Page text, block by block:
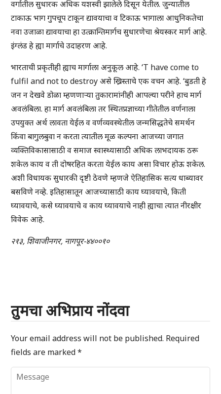
वर्गातील सुधारक अधिक यशस्वी झालेले दिसून येतील. जुन्यातील
टाकाऊ भाग गुपचूप टाकून द्यावयाचा व टिकाऊ भागाला आधुनिकतेचा
नवा उजाळा द्यावयाचा हा उत्क्रान्तिमार्गच सुधारणेचा श्रेयस्कर मार्ग आहे.
इंग्लंड हे ह्या मार्गाचे उदाहरण आहे.
भारताची प्रकृतीही ह्याच मार्गाला अनुकूल आहे. ‘T have come to
fulfil and not to destroy असे ख्रिस्ताचे एक वचन आहे. ‘बुडती हे
जन न देखवे डोळा म्हणणाऱ्या तुकारामांनीही आपल्या परीने हाच मार्ग
अवलंबिला. हा मार्ग अवलंबिला तर स्थितप्रज्ञाच्या गीतेतील वर्णनाला
उपयुक्त अर्थ लावता येईल व वर्णव्यवस्थेतील जन्मसिद्धतेचे समर्थन
किंवा बागुलबुवा न करता त्यातील मूळ कल्पना आजच्या जगात
व्यक्तिविकासासाठी व समाज स्वास्थ्यासाठी अधिक लाभदायक ठरू
शकेल काय व ती दोषरहित करता येईल काय असा विचार होऊ शकेल.
अशी विधायक सुधारकी दृष्टी ठेवणे म्हणजे ऐतिहासिक सत्य धाब्यावर
बसविणे नव्हे. इतिहासातून आजच्यासाठी काय घ्यावयाचे, किती
घ्यावयाचे, कसे घ्यावयाचे व काय घ्यावयाचे नाही ह्याचा त्यात नीरक्षीर
विवेक आहे.
२१३, शिवाजीनगर, नागपूर-४४००१०
तुमचा अभिप्राय नोंदवा
Your email address will not be published. Required
fields are marked*